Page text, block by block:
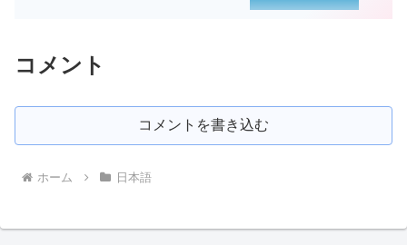
コメント
コメントを書き込む
ホーム 日本語